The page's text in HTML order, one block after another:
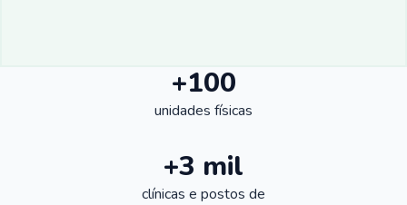
+100
unidades físicas
+3 mil
clínicas e postos de